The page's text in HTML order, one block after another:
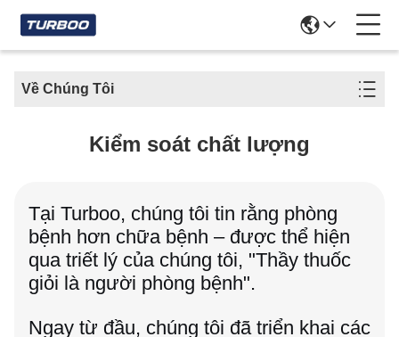
Về Chúng Tôi
Kiểm soát chất lượng
Tại Turboo, chúng tôi tin rằng phòng
bệnh hơn chữa bệnh – được thể hiện
qua triết lý của chúng tôi, "Thầy thuốc
giỏi là người phòng bệnh".
Ngay từ đầu, chúng tôi đã triển khai các